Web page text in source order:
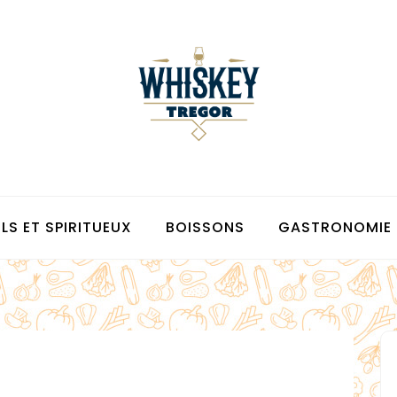
ET SPIRITUEUX BOISSONS GASTRONOMIE